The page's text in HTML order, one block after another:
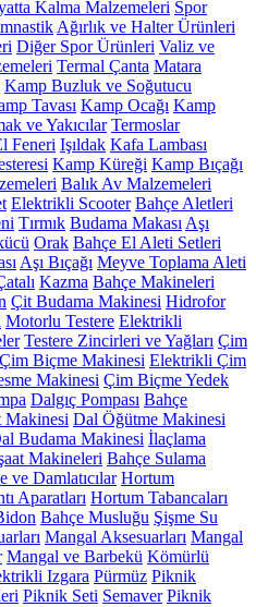
Kalma Malzemeleri Spor
Ağırlık ve Halter Ürünleri
Diğer Spor Ürünleri Valiz ve
Termal Çanta Matara
Kamp Buzluk ve Soğutucu
Tavası Kamp Ocağı Kamp
ve Yakıcılar Termoslar
Feneri Işıldak Kafa Lambası
Kamp Küreği Kamp Bıçağı
Balık Av Malzemeleri
Elektrikli Scooter Bahçe Aletleri
Tırmık Budama Makası Aşı
Orak Bahçe El Aleti Setleri
Aşı Bıçağı Meyve Toplama Aleti
Kazma Bahçe Makineleri
Çit Budama Makinesi Hidrofor
Motorlu Testere Elektrikli
Testere Zincirleri ve Yağları Çim
Biçme Makinesi Elektrikli Çim
Makinesi Çim Biçme Yedek
Dalgıç Pompası Bahçe
Makinesi Dal Öğütme Makinesi
Budama Makinesi İlaçlama
Makineleri Bahçe Sulama
ve Damlatıcılar Hortum
Aparatları Hortum Tabancaları
Bahçe Musluğu Şişme Su
Mangal Aksesuarları Mangal
Mangal ve Barbekü Kömürlü
Izgara Pürmüz Piknik
Piknik Seti Semaver Piknik